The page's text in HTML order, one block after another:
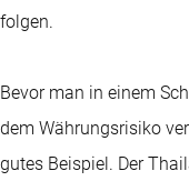
folgen.
Bevor man in einem
dem Währungsrisiko
gutes Beispiel. Der